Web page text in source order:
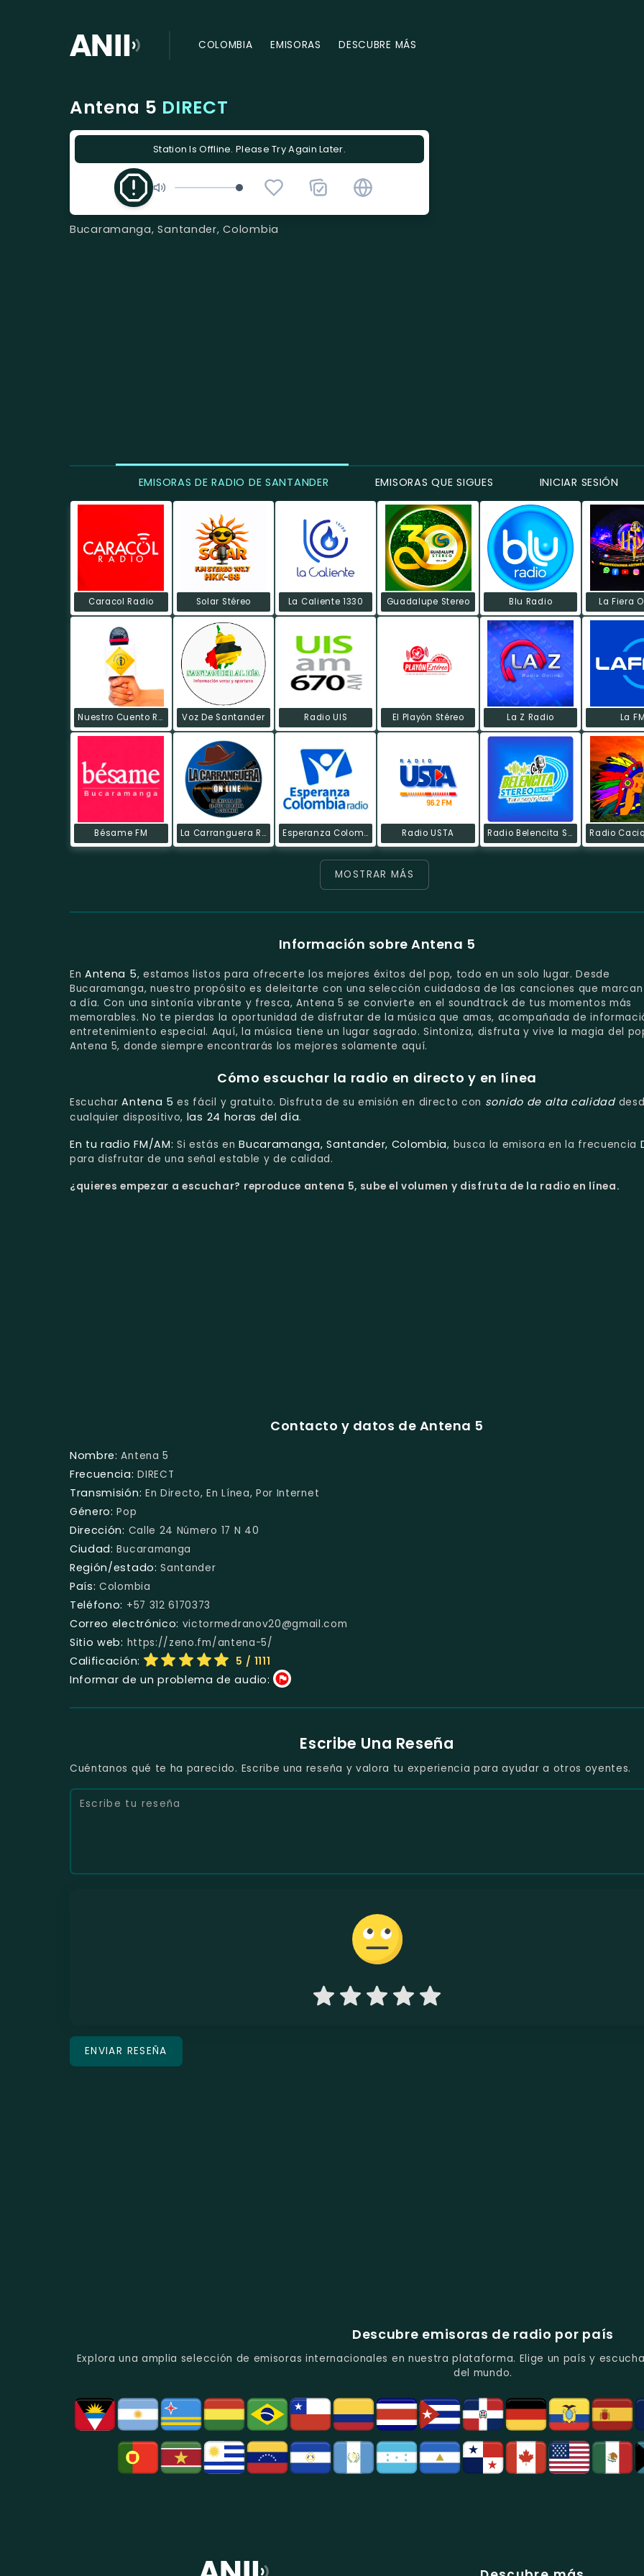
COLOMBIA EMISORAS DESCUBRE MÁS
Antena 5 DIRECT
Station Is Offline. Please Try Again Later.
Bucaramanga, Santander, Colombia
EMISORAS DE RADIO DE SANTANDER EMISORAS QUE SIGUES INICIAR SESIÓN
Caracol Radio Solar Stéreo La Caliente 1330 Guadalupe Stereo Blu Radio La Fiera
Nuestro Cuento Radio Voz De Santander Radio UIS El Playón Stéreo La Z Radio La FM
Bésame FM La Carranguera Radio Esperanza Colombia Radio USTA Radio Belencita Stereo
MOSTRAR MÁS
Información sobre Antena 5
EnAntena 5, estamos listos para ofrecerte los mejores éxitos del pop, todo en un solo lugar. Desde
Bucaramanga, nuestro propósito es deleitarte con una selección cuidadosa de las canciones que
a día. Con una sintonía vibrante y fresca, Antena 5 se convierte en el soundtrack de tus momentos más
memorables. No te pierdas la oportunidad de disfrutar de la música que amas, acompañada de
entretenimiento especial. Aquí, la música tiene un lugar sagrado. Sintoniza, disfruta y vive la magia del
Antena 5, donde siempre encontrarás los mejores solamente aquí.
Cómo escuchar la radio en directo y en línea
EscucharAntena 5 es fácil y gratuito. Disfruta de su emisión en directo con sonido de alta calidad
cualquier dispositivo, las 24 horas del día.
En tu radio FM/AM: Si estás enBucaramanga, Santander, Colombia, busca la emisora en la frecuencia
para disfrutar de una señal estable y de calidad.
¿quieres empezar a escuchar? reproduce antena 5, sube el volumen y disfruta de la radio en línea.
Contacto y datos de Antena 5
Nombre: Antena 5
Frecuencia: DIRECT
Transmisión: En Directo, En Línea, Por Internet
Género: Pop
Dirección: Calle 24 Número 17 N 40
Ciudad: Bucaramanga
Región/estado: Santander
País: Colombia
Teléfono: +57 312 6170373
Correo electrónico: victormedranov20@gmail.com
Sitio web: https://zeno.fm/antena-5/
Calificación: 5 / 1111
Informar de un problema de audio:
Escribe Una Reseña
Cuéntanos qué te ha parecido. Escribe una reseña y valora tu experiencia para ayudar a otros oyentes.
Descubre emisoras de radio por país
Explora una amplia selección de emisoras internacionales en nuestra plataforma. Elige un país y
del mundo.